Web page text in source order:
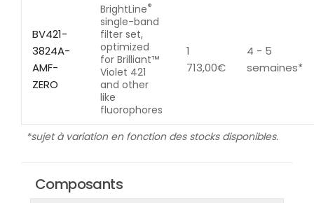
BV421-
3824A-
AMF-
ZERO
BrightLine®
single-band
filter set,
optimized
for Brilliant™
Violet 421
and other
like
fluorophores
1
713,00€
4 - 5
semaines*
*sujet à variation en fonction des stocks disponibles.
Composants